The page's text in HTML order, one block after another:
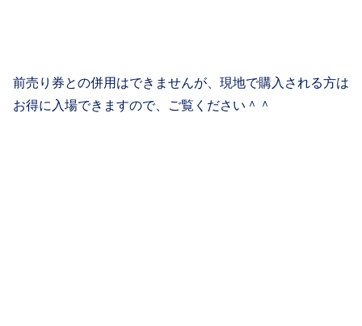
前売り券との併用はできませんが、現地で購入される方は
お得に入場できますので、ご覧ください＾＾